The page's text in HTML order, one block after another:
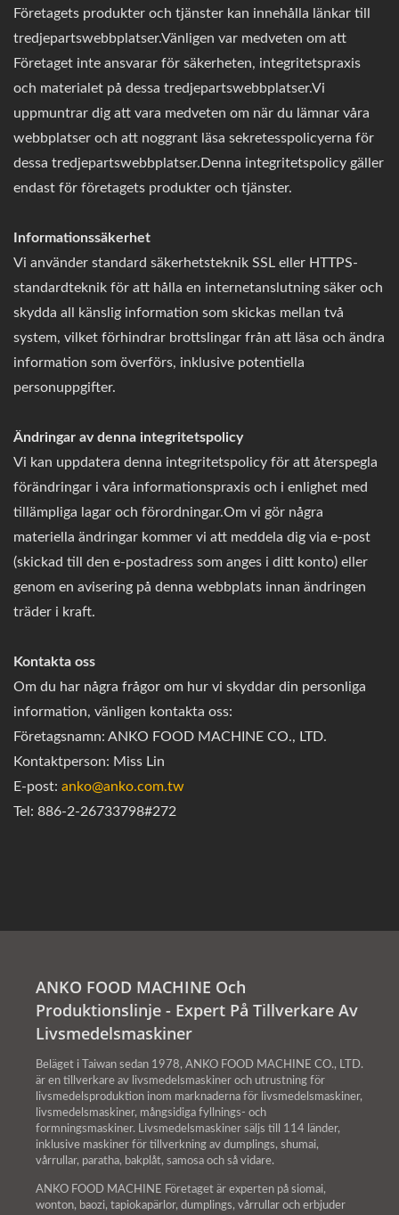
Företagets produkter och tjänster kan innehålla länkar till
tredjepartswebbplatser.Vänligen var medveten om att
Företaget inte ansvarar för säkerheten, integritetspraxis
och materialet på dessa tredjepartswebbplatser.Vi
uppmuntrar dig att vara medveten om när du lämnar våra
webbplatser och att noggrant läsa sekretesspolicyerna för
dessa tredjepartswebbplatser.Denna integritetspolicy gäller
endast för företagets produkter och tjänster.
Informationssäkerhet
Vi använder standard säkerhetsteknik SSL eller HTTPS-
standardteknik för att hålla en internetanslutning säker och
skydda all känslig information som skickas mellan två
system, vilket förhindrar brottslingar från att läsa och ändra
information som överförs, inklusive potentiella
personuppgifter.
Ändringar av denna integritetspolicy
Vi kan uppdatera denna integritetspolicy för att återspegla
förändringar i våra informationspraxis och i enlighet med
tillämpliga lagar och förordningar.Om vi gör några
materiella ändringar kommer vi att meddela dig via e-post
(skickad till den e-postadress som anges i ditt konto) eller
genom en avisering på denna webbplats innan ändringen
träder i kraft.
Kontakta oss
Om du har några frågor om hur vi skyddar din personliga
information, vänligen kontakta oss:
Företagsnamn: ANKO FOOD MACHINE CO., LTD.
Kontaktperson: Miss Lin
E-post: anko@anko.com.tw
Tel: 886-2-26733798#272
ANKO FOOD MACHINE Och
Produktionslinje - Expert På Tillverkare Av
Livsmedelsmaskiner
Beläget i Taiwan sedan 1978, ANKO FOOD MACHINE CO., LTD.
är en tillverkare av livsmedelsmaskiner och utrustning för
livsmedelsproduktion inom marknaderna för livsmedelsmaskiner,
livsmedelsmaskiner, mångsidiga fyllnings- och
formningsmaskiner. Livsmedelsmaskiner säljs till 114 länder,
inklusive maskiner för tillverkning av dumplings, shumai,
vårrullar, paratha, bakplåt, samosa och så vidare.
ANKO FOOD MACHINE Företaget är experten på siomai,
wonton, baozi, tapiokapärlor, dumplings, vårrullar och erbjuder